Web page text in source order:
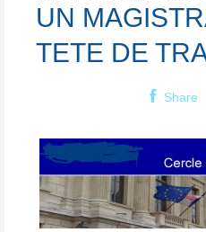
UN
TETE DE
Share